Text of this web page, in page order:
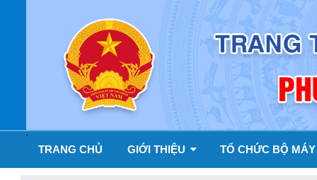
'
TRANG CHỦ GIỚI THIỆU TỔ CHỨC BỘ